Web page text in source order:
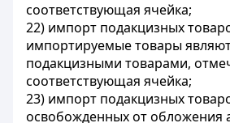
соответствующая ячейка;
22) импорт подакцизных
импортируемые товары
подакцизными товарами,
соответствующая ячейка;
23) импорт подакцизных
освобожденных от обложения